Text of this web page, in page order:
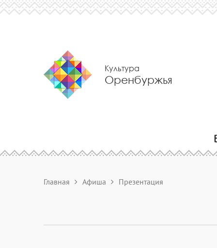
Культура
Оренбуржья
Главная Афиша Презентация